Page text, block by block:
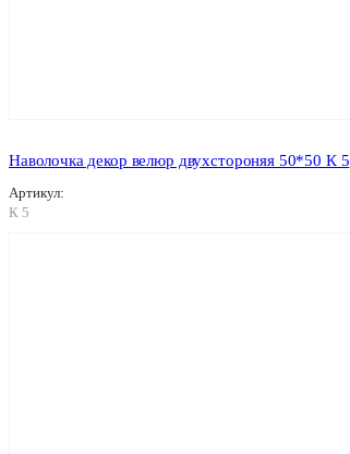
Наволочка декор велюр двухстороняя 50*50 К 5
Артикул:
К 5